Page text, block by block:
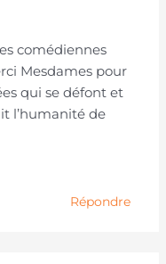
comédiennes
Mesdames pour
qui se défont et
l’humanité de
Répondre